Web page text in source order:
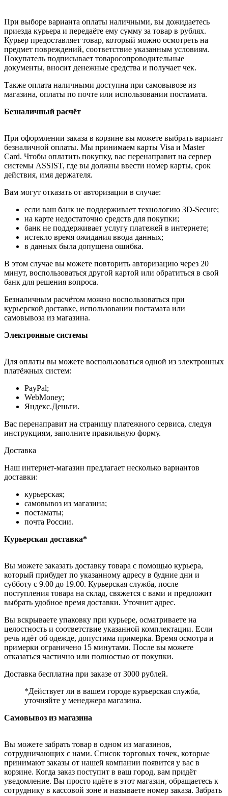
При выборе варианта оплаты наличными, вы дожидаетесь
приезда курьера и передаёте ему сумму за товар в рублях.
Курьер предоставляет товар, который можно осмотреть на
предмет повреждений, соответствие указанным условиям.
Покупатель подписывает товаросопроводительные
документы, вносит денежные средства и получает чек.
Также оплата наличными доступна при самовывозе из
магазина, оплаты по почте или использовании постамата.
Безналичный расчёт
При оформлении заказа в корзине вы можете выбрать вариант
безналичной оплаты. Мы принимаем карты Visa и Master
Card. Чтобы оплатить покупку, вас перенаправит на сервер
системы ASSIST, где вы должны ввести номер карты, срок
действия, имя держателя.
Вам могут отказать от авторизации в случае:
если ваш банк не поддерживает технологию 3D-Secure;
на карте недостаточно средств для покупки;
банк не поддерживает услугу платежей в интернете;
истекло время ожидания ввода данных;
в данных была допущена ошибка.
В этом случае вы можете повторить авторизацию через 20
минут, воспользоваться другой картой или обратиться в свой
банк для решения вопроса.
Безналичным расчётом можно воспользоваться при
курьерской доставке, использовании постамата или
самовывоза из магазина.
Электронные системы
Для оплаты вы можете воспользоваться одной из электронных
платёжных систем:
PayPal;
WebMoney;
Яндекс.Деньги.
Вас перенаправит на страницу платежного сервиса, следуя
инструкциям, заполните правильную форму.
Доставка
Наш интернет-магазин предлагает несколько вариантов
доставки:
курьерская;
самовывоз из магазина;
постаматы;
почта России.
Курьерская доставка*
Вы можете заказать доставку товара с помощью курьера,
который прибудет по указанному адресу в будние дни и
субботу с 9.00 до 19.00. Курьерская служба, после
поступления товара на склад, свяжется с вами и предложит
выбрать удобное время доставки. Уточнит адрес.
Вы вскрываете упаковку при курьере, осматриваете на
целостность и соответствие указанной комплектации. Если
речь идёт об одежде, допустима примерка. Время осмотра и
примерки ограничено 15 минутами. После вы можете
отказаться частично или полностью от покупки.
Доставка бесплатна при заказе от 3000 рублей.
*Действует ли в вашем городе курьерская служба,
уточняйте у менеджера магазина.
Самовывоз из магазина
Вы можете забрать товар в одном из магазинов,
сотрудничающих с нами. Список торговых точек, которые
принимают заказы от нашей компании появится у вас в
корзине. Когда заказ поступит в ваш город, вам придёт
уведомление. Вы просто идёте в этот магазин, обращаетесь к
сотруднику в кассовой зоне и называете номер заказа. Забрать